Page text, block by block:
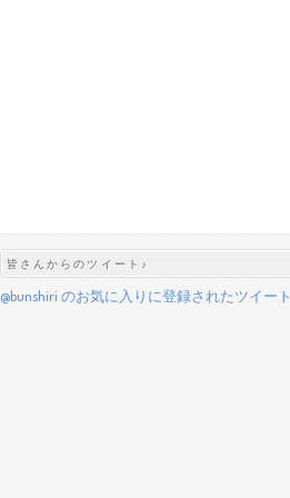
皆さんからのツイート♪
@bunshiri のお気に入りに登録されたツイート